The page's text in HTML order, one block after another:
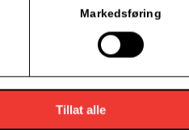
Markedsføring
Tillat alle